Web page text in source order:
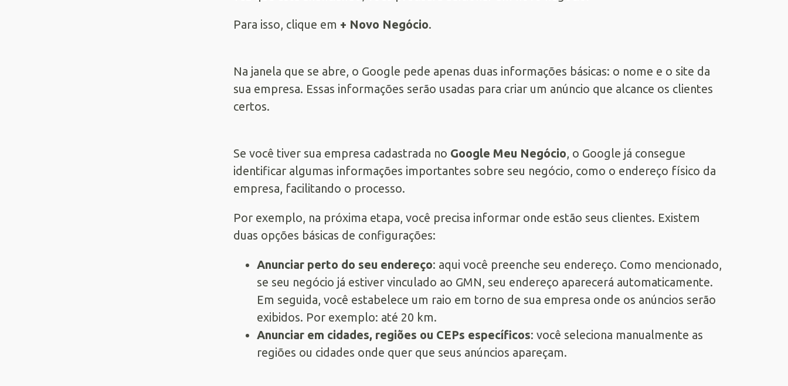
Para isso, clique em + Novo Negócio.
Na janela que se abre, o Google pede apenas duas informações básicas: o nome e o site da
sua empresa. Essas informações serão usadas para criar um anúncio que alcance os clientes
certos.
Se você tiver sua empresa cadastrada no Google Meu Negócio, o Google já consegue
identificar algumas informações importantes sobre seu negócio, como o endereço físico da
empresa, facilitando o processo.
Por exemplo, na próxima etapa, você precisa informar onde estão seus clientes. Existem
duas opções básicas de configurações:
Anunciar perto do seu endereço: aqui você preenche seu endereço. Como mencionado,
se seu negócio já estiver vinculado ao GMN, seu endereço aparecerá automaticamente.
Em seguida, você estabelece um raio em torno de sua empresa onde os anúncios serão
exibidos. Por exemplo: até 20 km.
Anunciar em cidades, regiões ou CEPs específicos: você seleciona manualmente as
regiões ou cidades onde quer que seus anúncios apareçam.